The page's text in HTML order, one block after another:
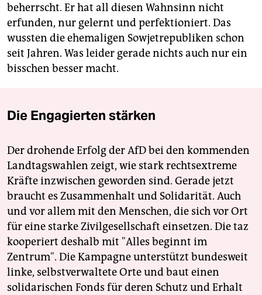
beherrscht. Er hat all diesen Wahnsinn nicht
erfunden, nur gelernt und perfektioniert. Das
wussten die ehemaligen Sowjetrepubliken schon
seit Jahren. Was leider gerade nichts auch nur ein
bisschen besser macht.
Die Engagierten stärken
Der drohende Erfolg der AfD bei den kommenden
Landtagswahlen zeigt, wie stark rechtsextreme
Kräfte inzwischen geworden sind. Gerade jetzt
braucht es Zusammenhalt und Solidarität. Auch
und vor allem mit den Menschen, die sich vor Ort
für eine starke Zivilgesellschaft einsetzen. Die taz
kooperiert deshalb mit "Alles beginnt im
Zentrum". Die Kampagne unterstützt bundesweit
linke, selbstverwaltete Orte und baut einen
solidarischen Fonds für deren Schutz und Erhalt